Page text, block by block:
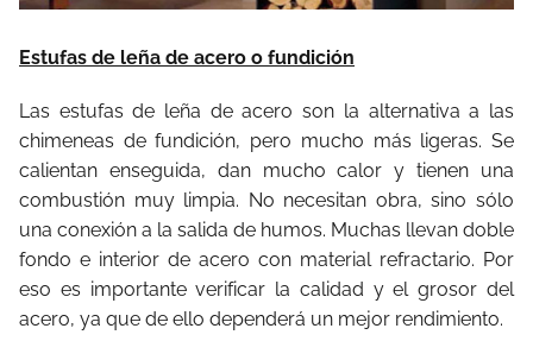
Estufas de leña de acero o fundición
Las estufas de leña de acero son la alternativa a las
chimeneas de fundición, pero mucho más ligeras. Se
calientan enseguida, dan mucho calor y tienen una
combustión muy limpia. No necesitan obra, sino sólo
una conexión a la salida de humos. Muchas llevan doble
fondo e interior de acero con material refractario. Por
eso es importante verificar la calidad y el grosor del
acero, ya que de ello dependerá un mejor rendimiento.